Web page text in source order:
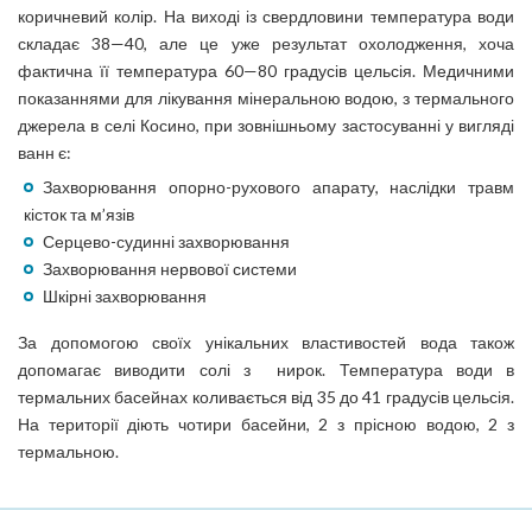
коричневий колір. На виході із свердловини температура води
складає 38—40, але це уже результат охолодження, хоча
фактична її температура 60—80 градусів цельсія. Медичними
показаннями для лікування мінеральною водою, з термального
джерела в селі Косино, при зовнішньому застосуванні у вигляді
ванн є:
Захворювання опорно-рухового апарату, наслідки травм
кісток та м’язів
Серцево-судинні захворювання
Захворювання нервової системи
Шкірні захворювання
За допомогою своїх унікальних властивостей вода також
допомагає виводити солі з нирок. Температура води в
термальних басейнах коливається від 35 до 41 градусів цельсія.
На території діють чотири басейни, 2 з прісною водою, 2 з
термальною.